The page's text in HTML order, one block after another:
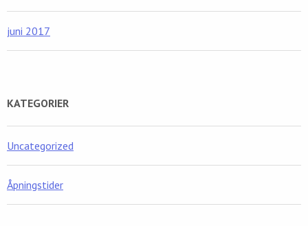
juni 2017
KATEGORIER
Uncategorized
Åpningstider